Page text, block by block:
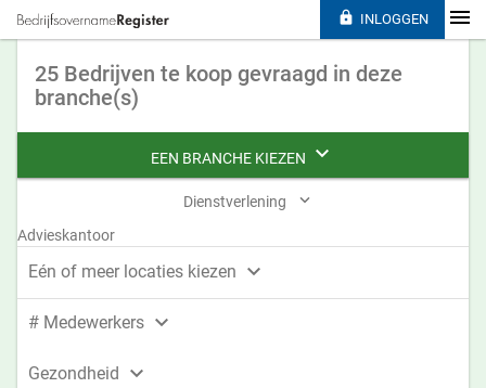
25 Bedrijven te koop gevraagd in deze
branche(s)
EEN BRANCHE KIEZEN 
Dienstverlening 
Advieskantoor
Eén of meer locaties kiezen 
# Medewerkers 
Gezondheid 
 INLOGGEN